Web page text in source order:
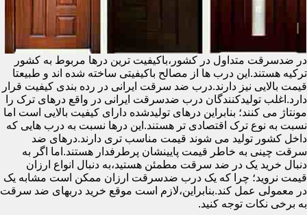
در ضدسرقت متداول در کشور،باکیفیت ترین درها مربوط به کشور
ترکیه هستند.این درب ها از مصالح باکیفیتی ساخته شده اند و طبیعتا
قیمت بالایی نیز دارند.درب ضد سرقت ایرانی در رده بندی کیفیت قرار
دارد.اغلب تولیدکنندگان درب ضدسرقت ایرانی در واقع درهای ترک را
مونتاژ می کنند؛ بنابراین درهای تولیدشده دارای کیفیت بالایی است اما
نسبت به نوع ترک اقتصادی تر هستند.این درها نسبت به درب هایی که
داخل کشور تولید می شوند قیمت مناسب تری دارند.درهای ضد
سرقت چینی به خاطر قیمت پایینشان پرطرفدار هستند.اما اگر به
دنبال خرید یک در ضد سرقت مطمئن هستید،به دنبال انواع ارزان
قیمت نروید؛ چرا که یک درب ضدسرقت ارزان ممکن است مشابه یک
در معمولی عمل کند.بنابراین،لازم است موقع خرید دربهای ضد سرقت
به برخی نکات توجه کنید.